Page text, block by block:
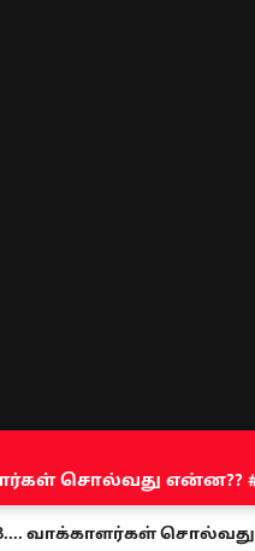
சொல்வது என்ன??
வாக்காளர்கள் சொல்வது